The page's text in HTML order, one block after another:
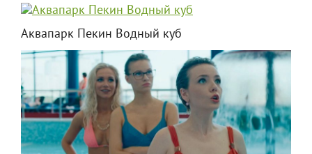
Аквапарк Пекин Водный куб